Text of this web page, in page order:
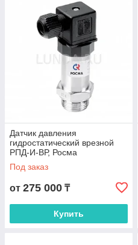
Датчик давления
гидростатический врезной
РПД-И-ВР, Росма
Под заказ
от 275 000 ₸
Купить